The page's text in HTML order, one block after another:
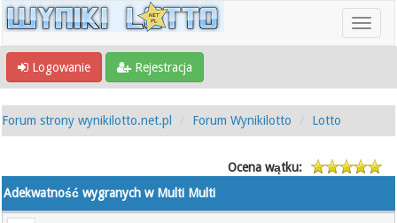
Logowanie Rejestracja
Forum strony wynikilotto.net.pl Forum Wynikilotto Lotto
Ocena wątku:
Adekwatność wygranych w Multi Multi